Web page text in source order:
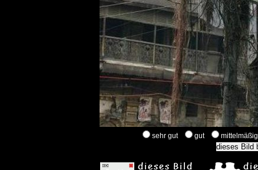
sehr gut gut mittelmäßig